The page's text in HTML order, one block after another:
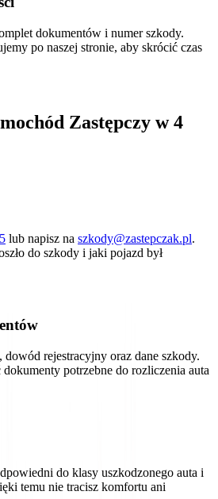
dokumentów i numer szkody.
po naszej stronie, aby skrócić czas
Zastępczy w 4
lub napisz na szkody@zastepczak.pl.
do szkody i jaki pojazd był
rejestracyjny oraz dane szkody.
potrzebne do rozliczenia auta
do klasy uszkodzonego auta i
temu nie tracisz komfortu ani